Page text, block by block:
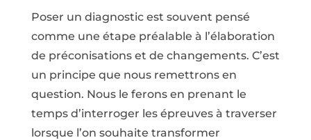
Poser un diagnostic est souvent pensé
comme une étape préalable à l’élaboration
de préconisations et de changements. C’est
un principe que nous remettrons en
question. Nous le ferons en prenant le
temps d’interroger les épreuves à traverser
lorsque l’on souhaite transformer